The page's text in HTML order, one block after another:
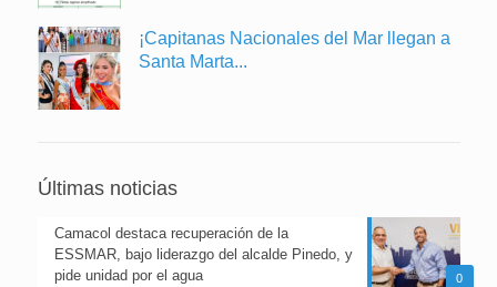
¡Capitanas Nacionales del Mar llegan a
Santa Marta...
Últimas noticias
0
Camacol destaca recuperación de la
ESSMAR, bajo liderazgo del alcalde Pinedo, y
pide unidad por el agua